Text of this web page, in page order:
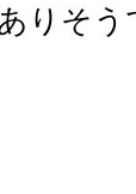
りそう